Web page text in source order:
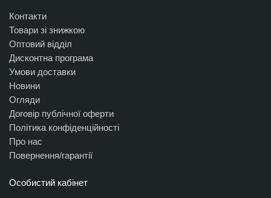
Контакти
Товари зі знижкою
Оптовий відділ
Дисконтна програма
Умови доставки
Новини
Огляди
Договір публічної оферти
Політика конфіденційності
Про нас
Повернення/гарантії
Особистий кабінет